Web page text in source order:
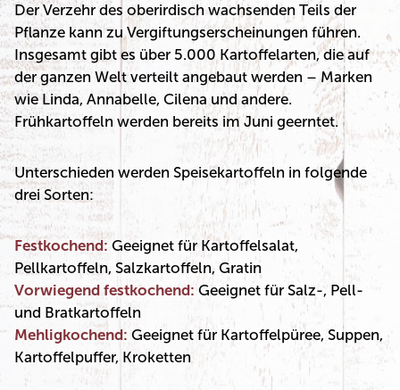
Der Verzehr des oberirdisch wachsenden Teils der
Pflanze kann zu Vergiftungserscheinungen führen.
Insgesamt gibt es über 5.000 Kartoffelarten, die auf
der ganzen Welt verteilt angebaut werden – Marken
wie Linda, Annabelle, Cilena und andere.
Frühkartoffeln werden bereits im Juni geerntet.
Unterschieden werden Speisekartoffeln in folgende
drei Sorten:
Festkochend: Geeignet für Kartoffelsalat,
Pellkartoffeln, Salzkartoffeln, Gratin
Vorwiegend festkochend: Geeignet für Salz-, Pell-
und Bratkartoffeln
Mehligkochend: Geeignet für Kartoffelpüree, Suppen,
Kartoffelpuffer, Kroketten